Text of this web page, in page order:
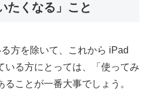
たくなる」こと
方を除いて、これから iPad
いる方にとっては、「使ってみ
ことが一番大事でしょう。